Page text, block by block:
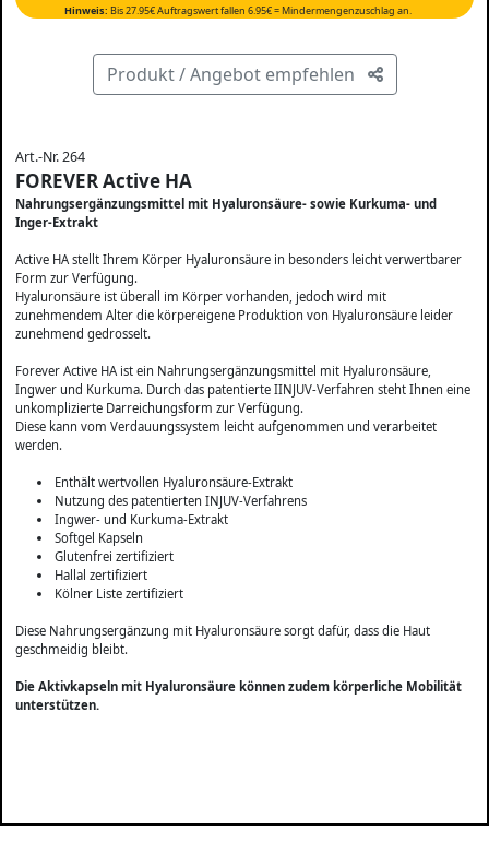
Hinweis: Bis 27.95€ Auftragswert fallen 6.95€ = Mindermengenzuschlag an.
Produkt / Angebot empfehlen
Art.-Nr. 264
FOREVER Active HA
Nahrungsergänzungsmittel mit Hyaluronsäure- sowie Kurkuma- und
Inger-Extrakt
Active HA stellt Ihrem Körper Hyaluronsäure in besonders leicht verwertbarer
Form zur Verfügung.
Hyaluronsäure ist überall im Körper vorhanden, jedoch wird mit
zunehmendem Alter die körpereigene Produktion von Hyaluronsäure leider
zunehmend gedrosselt.
Forever Active HA ist ein Nahrungsergänzungsmittel mit Hyaluronsäure,
Ingwer und Kurkuma. Durch das patentierte IINJUV-Verfahren steht Ihnen eine
unkomplizierte Darreichungsform zur Verfügung.
Diese kann vom Verdauungssystem leicht aufgenommen und verarbeitet
werden.
Enthält wertvollen Hyaluronsäure-Extrakt
Nutzung des patentierten INJUV-Verfahrens
Ingwer- und Kurkuma-Extrakt
Softgel Kapseln
Glutenfrei zertifiziert
Hallal zertifiziert
Kölner Liste zertifiziert
Diese Nahrungsergänzung mit Hyaluronsäure sorgt dafür, dass die Haut
geschmeidig bleibt.
Die Aktivkapseln mit Hyaluronsäure können zudem körperliche Mobilität
unterstützen.